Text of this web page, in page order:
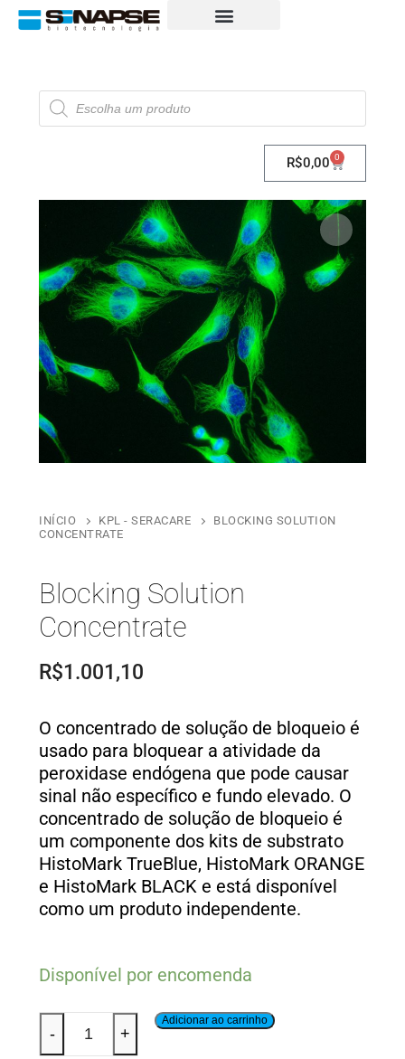
R$0,00 0
INÍCIO KPL - SERACARE
BLOCKING SOLUTION
CONCENTRATE
Blocking Solution
Concentrate
R$1.001,10
O concentrado de solução de bloqueio é
usado para bloquear a atividade da
peroxidase endógena que pode causar
sinal não específico e fundo elevado. O
concentrado de solução de bloqueio é
um componente dos kits de substrato
HistoMark TrueBlue, HistoMark ORANGE
e HistoMark BLACK e está disponível
como um produto independente.
Disponível por encomenda
- +
Adicionar ao carrinho